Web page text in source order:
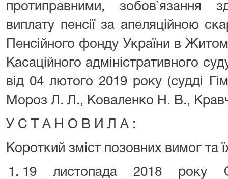
протиправними, зобов`язання
виплату пенсії за апеляційною
Пенсійного фонду України в
Касаційного адміністративного
від 04 лютого 2019 року (судді
Мороз Л. Л., Коваленко Н. В.,
У С Т А Н О В И Л А :
Короткий зміст позовних вимог та
19 листопада 2018 року